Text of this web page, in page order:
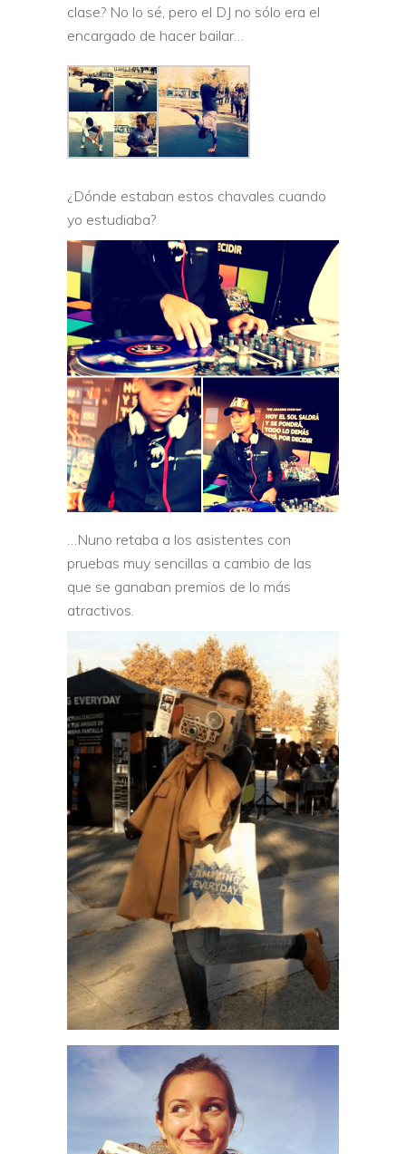
clase? No lo sé, pero el DJ no sólo era el
encargado de hacer bailar…
¿Dónde estaban estos chavales cuando
yo estudiaba?
…Nuno retaba a los asistentes con
pruebas muy sencillas a cambio de las
que se ganaban premios de lo más
atractivos.